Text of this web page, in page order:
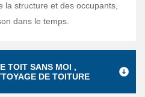
structure et des occupants,
dans le temps.
TOIT SANS MOI ,
DE TOITURE